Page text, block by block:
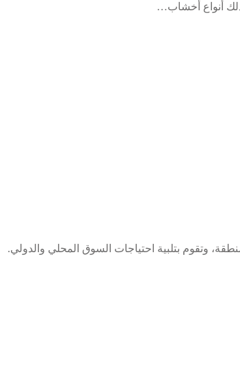
أنواع أخشاب…
وتقوم بتلبية احتياجات السوق المحلي والدولي.